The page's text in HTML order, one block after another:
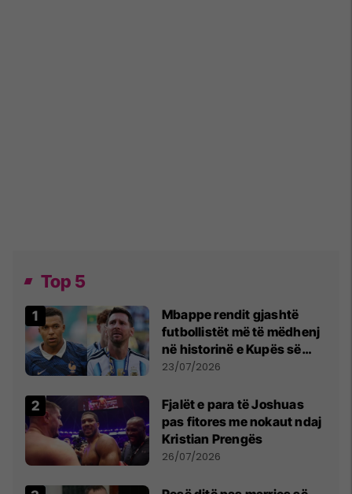
Top 5
Mbappe rendit gjashtë
futbollistët më të mëdhenj
në historinë e Kupës së
Botës, Messi mbetet i dyti
23/07/2026
Fjalët e para të Joshuas
pas fitores me nokaut ndaj
Kristian Prengës
26/07/2026